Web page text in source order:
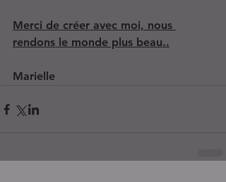
Merci de créer avec moi, nous
rendons le monde plus beau..
Marielle